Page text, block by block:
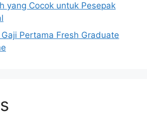
yang Cocok untuk Pesepak
Pertama Fresh Graduate